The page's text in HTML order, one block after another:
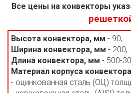
Все цены на конвекторы
Высота конвектора, мм - 90;
Ширина конвектора, мм - 200;
Длина конвектора, мм - 500-
Материал корпуса конвектора
- оцинкованная сталь (ОЦ)